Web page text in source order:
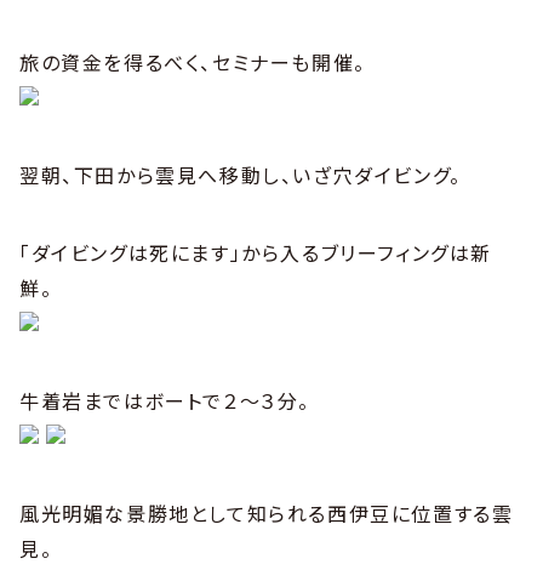
旅の資金を得るべく、セミナーも開催。
翌朝、下田から雲見へ移動し、いざ穴ダイビング。
「ダイビングは死にます」から入るブリーフィングは新
鮮。
牛着岩まではボートで２〜３分。
風光明媚な景勝地として知られる西伊豆に位置する雲
見。